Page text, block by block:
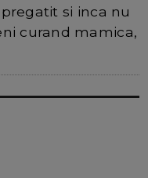
si inca nu
curand mamica,